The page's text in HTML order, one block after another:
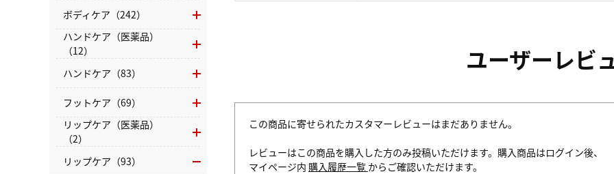
ユーザーレビ
この商品に寄せられたカスタマーレビューはまだありません。
レビューはこの商品を購入した方のみ投稿いただけます。購入商品はログイン後、
マイページ内 購入履歴一覧 からご確認いただけます。
ボディケア（242）
ハンドケア（医薬品）
（12）
ハンドケア（83）
フットケア（69）
リップケア（医薬品）
（2）
リップケア（93）